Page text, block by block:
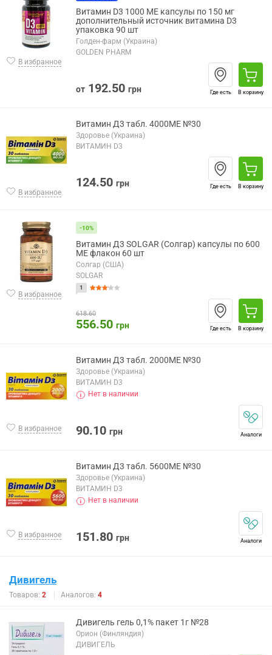
В избранное
Витамин D3 1000 МЕ капсулы по 150 мг
дополнительный источник витамина D3
упаковка 90 шт
Голден-фарм (Украина)
GOLDEN PHARM
от 192.50 грн Где есть В корзину
В избранное
Витамин Д3 табл. 4000МЕ №30
Здоровье (Украина)
ВИТАМИН D3
124.50 грн Где есть В корзину
В избранное
-10%
Витамин Д3 SOLGAR (Солгар) капсулы по 600
МЕ флакон 60 шт
Солгар (США)
SOLGAR
1
618.60
556.50 грн Где есть В корзину
В избранное
Витамин Д3 табл. 2000МЕ №30
Здоровье (Украина)
ВИТАМИН D3
Нет в наличии
90.10 грн Аналоги
В избранное
Витамин Д3 табл. 5600МЕ №30
Здоровье (Украина)
ВИТАМИН D3
Нет в наличии
151.80 грн Аналоги
Дивигель
Товаров: 2 Аналогов: 4
Дивигель гель 0,1% пакет 1г №28
Орион (Финляндия)
ДИВИГЕЛЬ